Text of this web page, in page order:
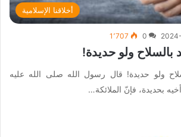
أخلاقنا الإسلامية
0 1٬707
بالسلاح ولو حديدة!
ولو حديدة! قال رسول الله صلى الله عليه
بحديدة، فإنّ الملائكة…